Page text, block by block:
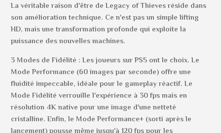
La véritable raison d'être de Legacy of Thieves réside dans
son amélioration technique. Ce n'est pas un simple lifting
HD, mais une transformation profonde qui exploite la
puissance des nouvelles machines.
3 Modes de Fidélité : Les joueurs sur PS5 ont le choix. Le
Mode Performance (60 images par seconde) offre une
fluidité impeccable, idéale pour le gameplay réactif. Le
Mode Fidélité verrouille l'expérience à 30 fps mais en
résolution 4K native pour une image d'une netteté
cristalline. Enfin, le Mode Performance+ (sorti après le